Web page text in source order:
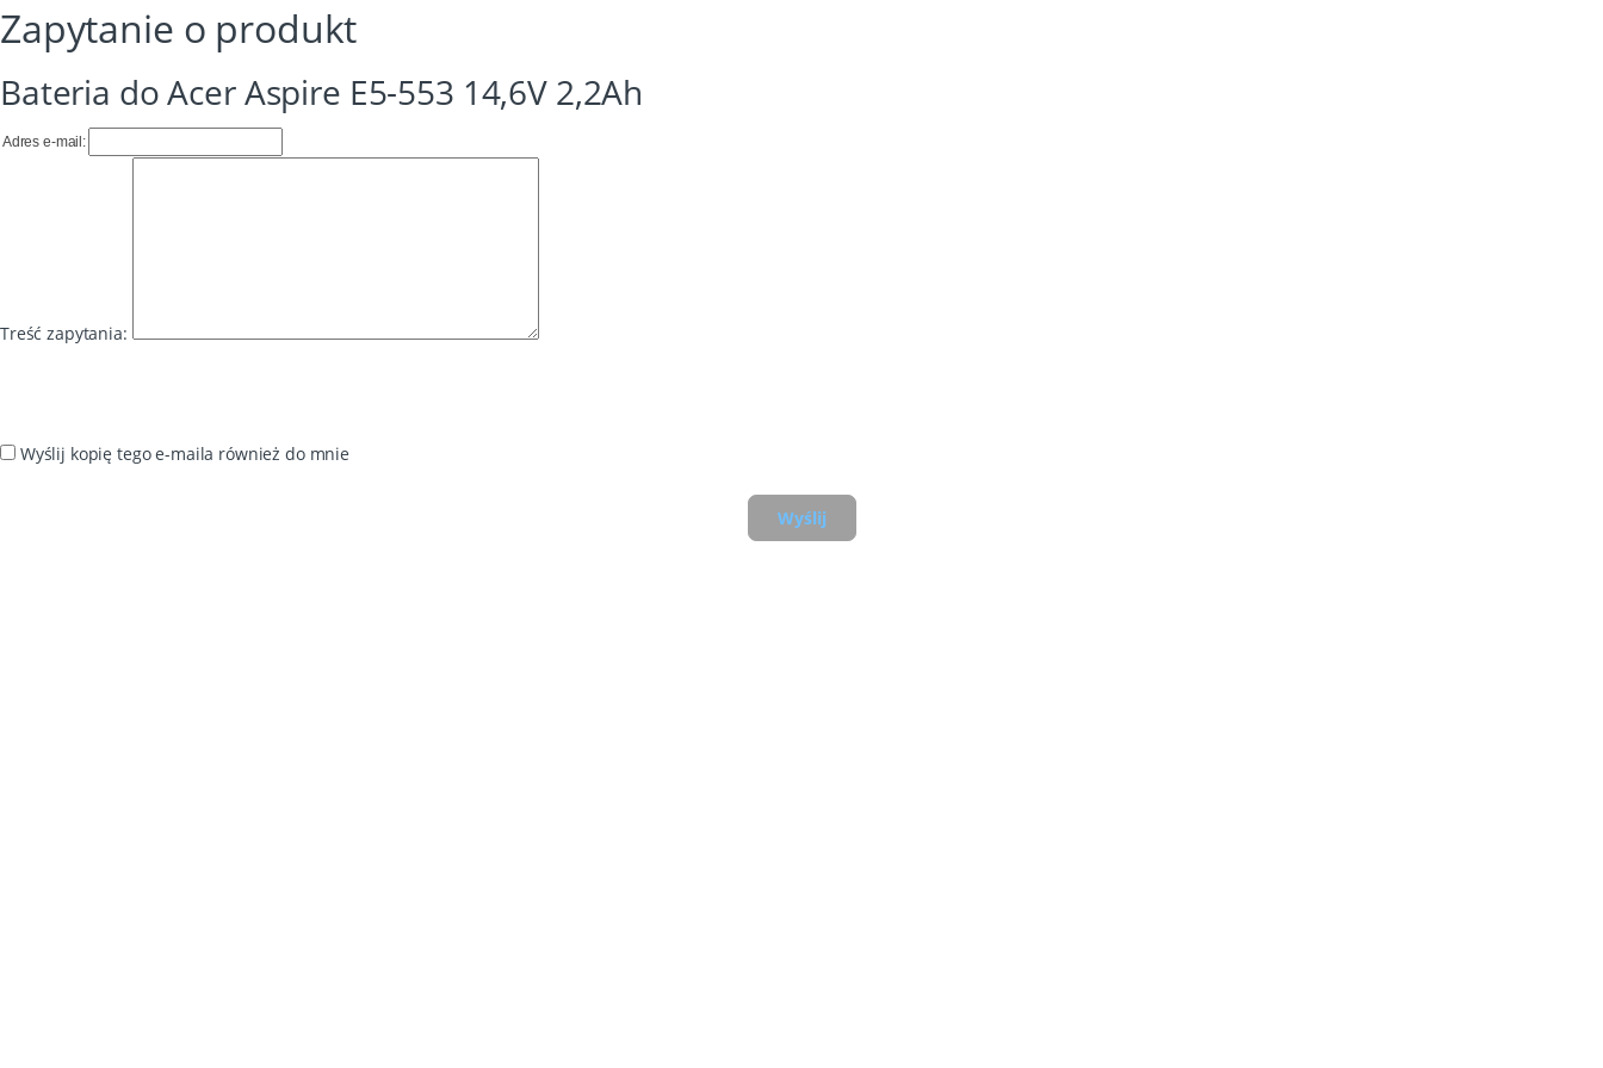
Zapytanie o produkt
Bateria do Acer Aspire E5-553 14,6V 2,2Ah
Adres e-mail:
Treść zapytania:
Wyślij kopię tego e-maila również do mnie